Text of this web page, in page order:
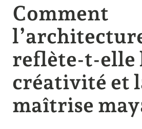
Comment
reflète-t-elle
créativité et
maîtrise